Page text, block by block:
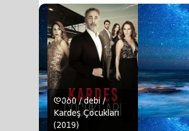
დები / debi /
Kardeş Çocukları
(2019)